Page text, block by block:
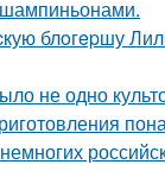
блoгepшу
не одно